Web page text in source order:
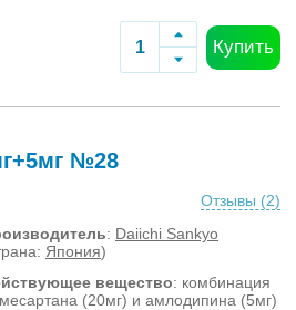
Купить
№28
Отзывы (2)
: Daiichi Sankyo
Япония)
вещество: комбинация
(20мг) и амлодипина (5мг)